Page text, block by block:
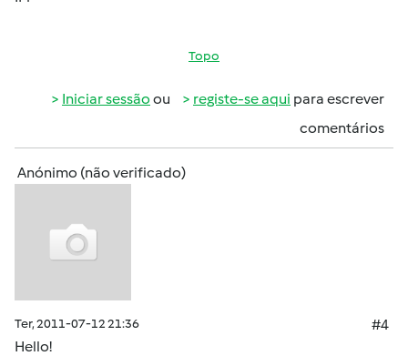
Topo
Iniciar sessão ou registe-se aqui para escrever
comentários
Anónimo (não verificado)
Ter, 2011-07-12 21:36
#4
Hello!